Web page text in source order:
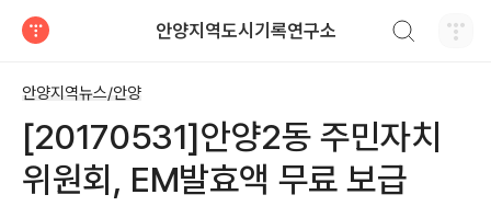
안양지역도시기록연구소
안양지역뉴스/안양
[20170531]안양2동 주민자치
위원회, EM발효액 무료 보급